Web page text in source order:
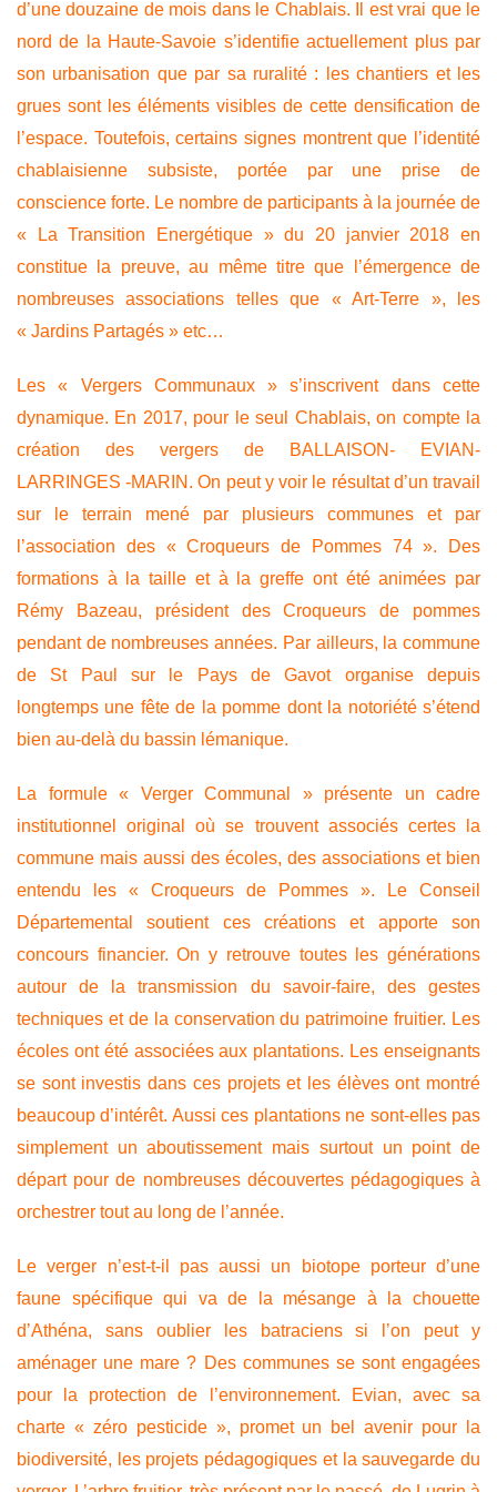
d’une douzaine de mois dans le Chablais. Il est vrai que le
nord de la Haute-Savoie s’identifie actuellement plus par
son urbanisation que par sa ruralité : les chantiers et les
grues sont les éléments visibles de cette densification de
l’espace. Toutefois, certains signes montrent que l’identité
chablaisienne subsiste, portée par une prise de
conscience forte. Le nombre de participants à la journée de
« La Transition Energétique » du 20 janvier 2018 en
constitue la preuve, au même titre que l’émergence de
nombreuses associations telles que « Art-Terre », les
« Jardins Partagés » etc…
Les « Vergers Communaux » s’inscrivent dans cette
dynamique. En 2017, pour le seul Chablais, on compte la
création des vergers de BALLAISON- EVIAN-
LARRINGES -MARIN. On peut y voir le résultat d’un travail
sur le terrain mené par plusieurs communes et par
l’association des « Croqueurs de Pommes 74 ». Des
formations à la taille et à la greffe ont été animées par
Rémy Bazeau, président des Croqueurs de pommes
pendant de nombreuses années. Par ailleurs, la commune
de St Paul sur le Pays de Gavot organise depuis
longtemps une fête de la pomme dont la notoriété s’étend
bien au-delà du bassin lémanique.
La formule « Verger Communal » présente un cadre
institutionnel original où se trouvent associés certes la
commune mais aussi des écoles, des associations et bien
entendu les « Croqueurs de Pommes ». Le Conseil
Départemental soutient ces créations et apporte son
concours financier. On y retrouve toutes les générations
autour de la transmission du savoir-faire, des gestes
techniques et de la conservation du patrimoine fruitier. Les
écoles ont été associées aux plantations. Les enseignants
se sont investis dans ces projets et les élèves ont montré
beaucoup d’intérêt. Aussi ces plantations ne sont-elles pas
simplement un aboutissement mais surtout un point de
départ pour de nombreuses découvertes pédagogiques à
orchestrer tout au long de l’année.
Le verger n’est-t-il pas aussi un biotope porteur d’une
faune spécifique qui va de la mésange à la chouette
d’Athéna, sans oublier les batraciens si l’on peut y
aménager une mare ? Des communes se sont engagées
pour la protection de l’environnement. Evian, avec sa
charte « zéro pesticide », promet un bel avenir pour la
biodiversité, les projets pédagogiques et la sauvegarde du